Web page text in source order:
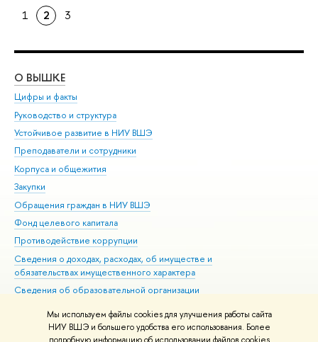
Мы используем файлы cookies для улучшения работы сайта
НИУ ВШЭ и большего удобства его использования. Более
1 2 3
О ВЫШКЕ
Цифры и факты
Руководство и структура
Устойчивое развитие в НИУ ВШЭ
Преподаватели и сотрудники
Корпуса и общежития
Закупки
Обращения граждан в НИУ ВШЭ
Фонд целевого капитала
Противодействие коррупции
Сведения о доходах, расходах, об имуществе и
обязательствах имущественного характера
Сведения об образовательной организации
Людям с ограниченными возможностями здоровья
Единая платежная страница